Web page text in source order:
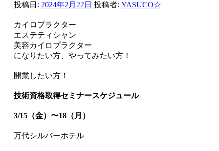
投稿日: 2024年2月22日 投稿者: YASUCO☆
カイロプラクター
エステティシャン
美容カイロプラクター
になりたい方、やってみたい方！
開業したい方！
技術資格取得セミナースケジュール
3/15（金）〜18（月）
万代シルバーホテル